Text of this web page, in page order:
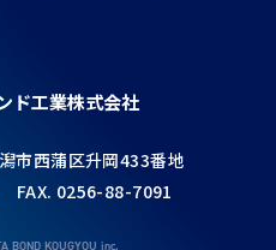
ド工業株式会社
市西蒲区升岡433番地
FAX. 0256-88-7091
BOND KOUGYOU inc.